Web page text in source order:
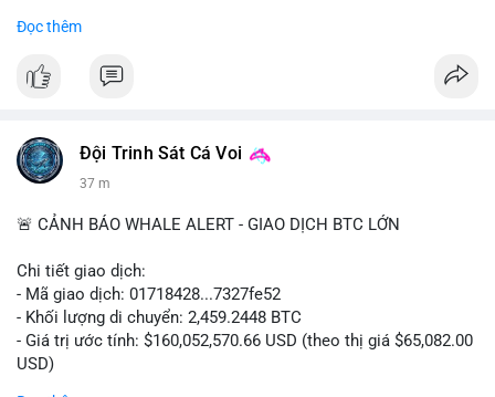
#binancesquare
$trx $eth
📰 Nguồn: CoinDesk
Đọc thêm
Đội Trinh Sát Cá Voi
37 m
🚨 CẢNH BÁO WHALE ALERT - GIAO DỊCH BTC LỚN
Chi tiết giao dịch:
- Mã giao dịch: 01718428...7327fe52
- Khối lượng di chuyển: 2,459.2448 BTC
- Giá trị ước tính: $160,052,570.66 USD (theo thị giá $65,082.00
USD)